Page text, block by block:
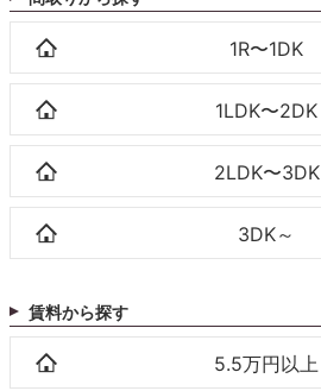
1R〜1DK
1LDK〜2DK
2LDK〜3DK
3DK～
賃料から探す
5.5万円以上